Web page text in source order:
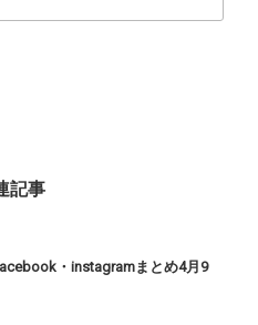
記事
・instagramまとめ4月9